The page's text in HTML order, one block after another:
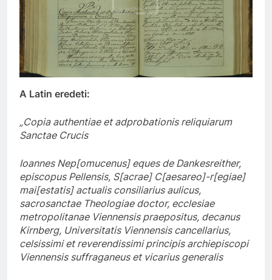
A Latin eredeti:
„Copia authentiae et adprobationis reliquiarum
Sanctae Crucis
Ioannes Nep[omucenus] eques de Dankesreither,
episcopus Pellensis, S[acrae] C[aesareo]-r[egiae]
mai[estatis] actualis consiliarius aulicus,
sacrosanctae Theologiae doctor, ecclesiae
metropolitanae Viennensis praepositus, decanus
Kirnberg, Universitatis Viennensis cancellarius,
celsissimi et reverendissimi principis archiepiscopi
Viennensis suffraganeus et vicarius generalis